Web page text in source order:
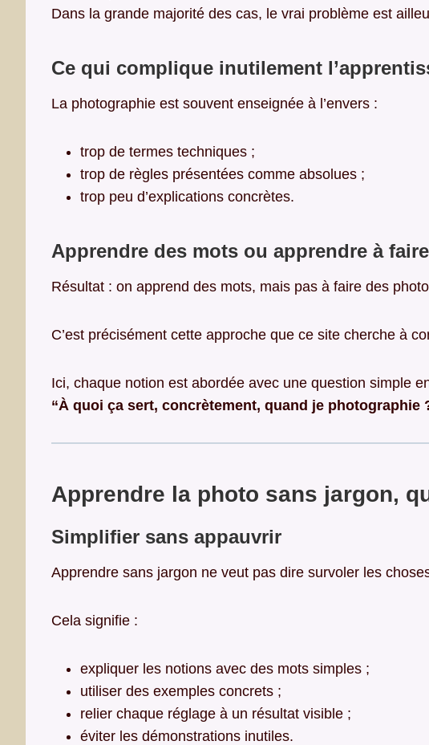
Dans la grande majorité des cas, le vrai problème est
Ce qui complique inutilement
La photographie est souvent enseignée à l’envers :
trop de termes techniques ;
trop de règles présentées comme absolues ;
trop peu d’explications concrètes.
Apprendre des mots ou apprendre à
Résultat : on apprend des mots, mais pas à faire des
C’est précisément cette approche que ce site cherche à
Ici, chaque notion est abordée avec une question simple
“À quoi ça sert, concrètement, quand je photographie
Apprendre la photo sans jargon,
Simplifier sans appauvrir
Apprendre sans jargon ne veut pas dire survoler les
Cela signifie :
expliquer les notions avec des mots simples ;
utiliser des exemples concrets ;
relier chaque réglage à un résultat visible ;
éviter les démonstrations inutiles.